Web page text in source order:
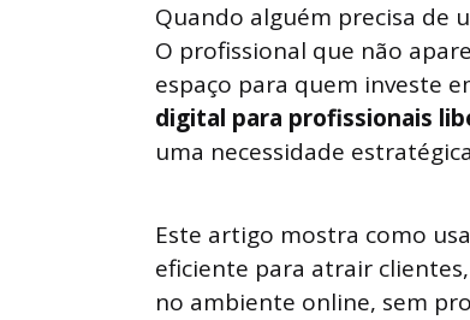
Quando alguém precisa de
O profissional que não
espaço para quem investe
digital para profissionais
uma necessidade
Este artigo mostra como
eficiente para atrair
no ambiente online, sem